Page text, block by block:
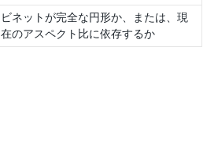
ビネットが完全な円形か、または、現
在のアスペクト比に依存するか